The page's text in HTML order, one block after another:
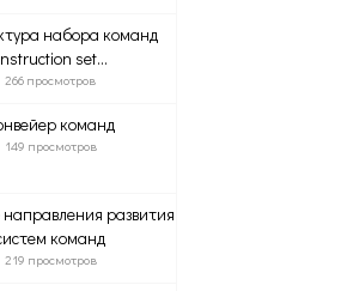
набора команд
set...
266 просмотров
команд
149 просмотров
развития
команд
219 просмотров